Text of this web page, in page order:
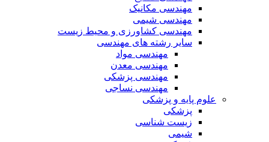
مهندسی مکانیک
مهندسی شیمی
مهندسی کشاورزی و محیط زیست
سایر رشته های مهندسی
مهندسی مواد
مهندسی معدن
مهندسی پزشکی
مهندسی نساجی
علوم پایه و پزشکی
پزشکی
زیست شناسی
شیمی